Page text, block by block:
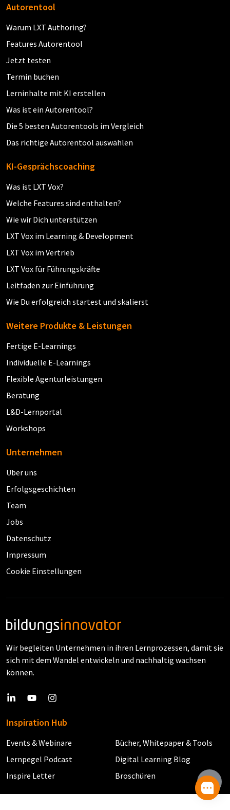
Autorentool
Warum LXT Authoring?
Features Autorentool
Jetzt testen
Termin buchen
Lerninhalte mit KI erstellen
Was ist ein Autorentool?
Die 5 besten Autorentools im Vergleich
Das richtige Autorentool auswählen
KI-Gesprächscoaching
Was ist LXT Vox?
Welche Features sind enthalten?
Wie wir Dich unterstützen
LXT Vox im Learning & Development
LXT Vox im Vertrieb
LXT Vox für Führungskräfte
Leitfaden zur Einführung
Wie Du erfolgreich startest und skalierst
Weitere Produkte & Leistungen
Fertige E-Learnings
Individuelle E-Learnings
Flexible Agenturleistungen
Beratung
L&D-Lernportal
Workshops
Unternehmen
Über uns
Erfolgsgeschichten
Team
Jobs
Datenschutz
Impressum
Cookie Einstellungen
Wir begleiten Unternehmen in ihren Lernprozessen, damit sie
sich mit dem Wandel entwickeln und nachhaltig wachsen
können.
Inspiration Hub
Events & Webinare
Bücher, Whitepaper & Tools
Lernpegel Podcast
Digital Learning Blog
Inspire Letter
Broschüren